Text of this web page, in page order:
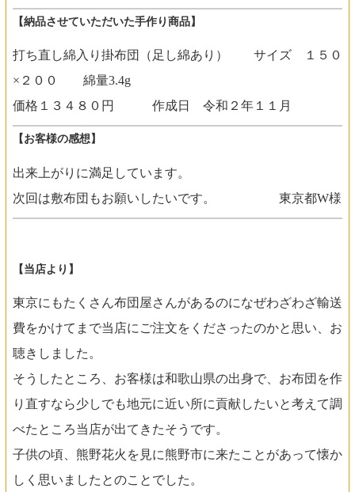
【納品させていただいた手作り商品】
打ち直し綿入り掛布団（足し綿あり） サイズ １５０
×２００ 綿量3.4g
価格１３４８０円 作成日 令和２年１１月
【お客様の感想】
出来上がりに満足しています。
次回は敷布団もお願いしたいです。 東京都W様
【当店より】
東京にもたくさん布団屋さんがあるのになぜわざわざ輸送
費をかけてまで当店にご注文をくださったのかと思い、お
聴きしました。
そうしたところ、お客様は和歌山県の出身で、お布団を作
り直すなら少しでも地元に近い所に貢献したいと考えて調
べたところ当店が出てきたそうです。
子供の頃、熊野花火を見に熊野市に来たことがあって懐か
しく思いましたとのことでした。